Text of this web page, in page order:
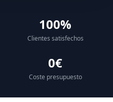
100%
Clientes satisfechos
0€
Coste presupuesto